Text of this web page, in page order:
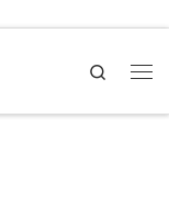
Search